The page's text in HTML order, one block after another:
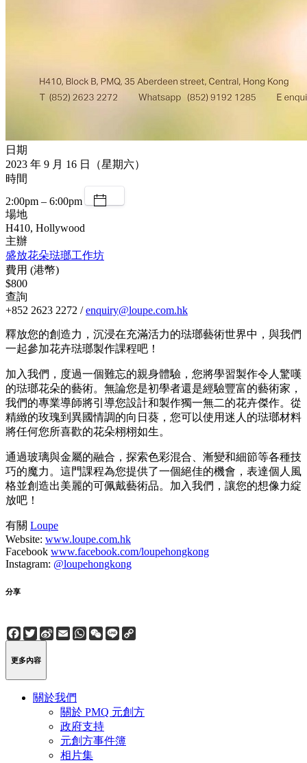
日期
2023 年 9 月 16 日（星期六）
時間
2:00pm – 6:00pm
場地
H410, Hollywood
主辦
盛放花朵琺瑯工作坊
費用 (港幣)
$800
查詢
+852 2623 2272 /enquiry@loupe.com.hk
釋放您的創造力，沉浸在充滿活力的琺瑯藝術世界中，與我們
一起參加花卉琺瑯製作課程吧！
加入我們，度過一個難忘的親身體驗，您將學習製作令人驚嘆
的琺瑯花朵的藝術。無論您是初學者還是經驗豐富的藝術家，
我們的專業導師將引導您設計和製作獨一無二的花卉傑作。從
精緻的玫瑰到異國情調的向日葵，您可以使用迷人的琺瑯材料
將任何您所喜歡的花朵栩栩如生。
通過玻璃與金屬的融合，探索色彩混合、漸變和細節等各種技
巧的魔力。這門課程為您提供了一個絕佳的機會，表達個人風
格並創造出美麗的可佩戴藝術品。加入我們，讓您的想像力綻
放吧！
有關 Loupe
Website: www.loupe.com.hk
Facebook www.facebook.com/loupehongkong
Instagram: @loupehongkong
分享
Facebook
Twitter
Sina
Weibo
EmailWhatsApp
WeChat
Line
更多內容
關於我們
關於 PMQ 元創方
政府支持
元創方事件簿
相片集